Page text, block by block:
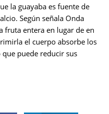
la guayaba es fuente de
Según señala Onda
fruta entera en lugar de en
el cuerpo absorbe los
puede reducir sus